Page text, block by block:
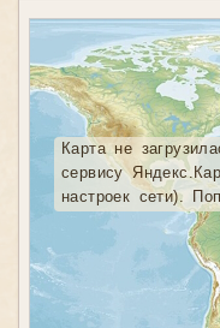
Карта не
сервису
настроек сети).